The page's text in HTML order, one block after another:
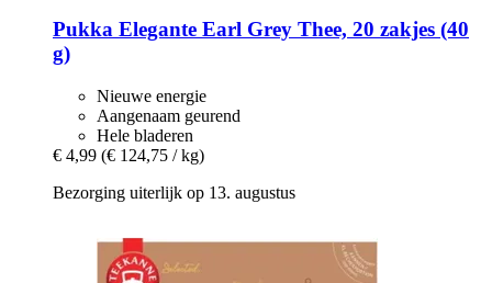
Pukka Elegante Earl Grey Thee, 20 zakjes (40
g)
Nieuwe energie
Aangenaam geurend
Hele bladeren
€ 4,99 (€ 124,75 / kg)
Bezorging uiterlijk op 13. augustus